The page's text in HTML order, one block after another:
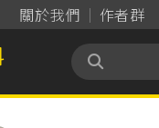
關於我們 作者群